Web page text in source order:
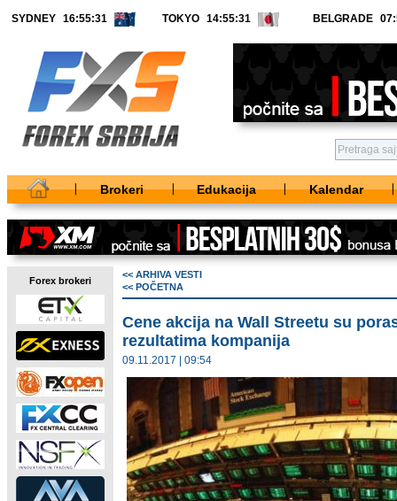
SYDNEY TOKYO BELGRADE
Brokeri Edukacija Kalendar
Forex brokeri
<< ARHIVA VESTI
<< POČETNA
Cene akcija na Wall Streetu su
rezultatima kompanija
09.11.2017 | 09:54